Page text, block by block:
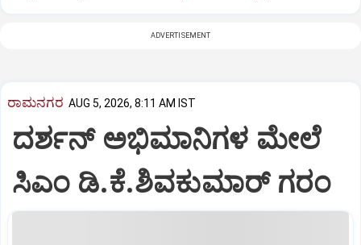
ADVERTISEMENT
ರಾಮನಗರ AUG 5, 2026, 8:11 AM IST
ದರ್ಶನ್ ಅಭಿಮಾನಿಗಳ ಮೇಲೆ
ಸಿಎಂ ಡಿ.ಕೆ.ಶಿವಕುಮಾರ್ ಗರಂ